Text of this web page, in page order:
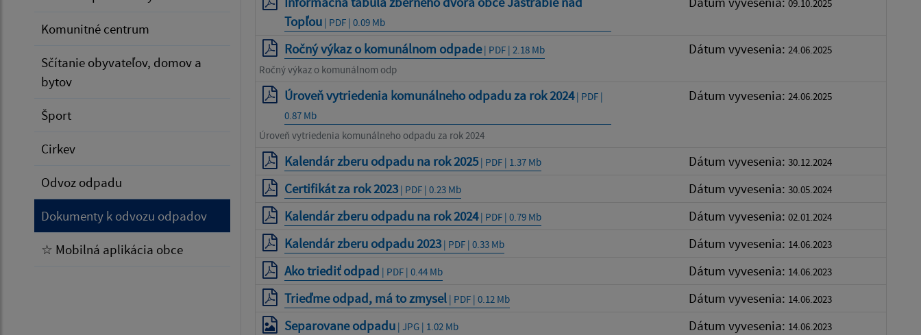
Komunitné centrum
Sčítanie obyvateľov, domov a
bytov
Šport
Cirkev
Odvoz odpadu
Dokumenty k odvozu odpadov
☆ Mobilná aplikácia obce
Topľou| PDF | 0.09 Mb
09.10.2025
Ročný výkaz o komunálnom odpade| PDF | 2.18 Mb Dátum vyvesenia: 24.06.2025
Ročný výkaz o komunálnom odp
Úroveň vytriedenia komunálneho odpadu za rok 2024| PDF |
0.87 Mb
Dátum vyvesenia: 24.06.2025
Úroveň vytriedenia komunálneho odpadu za rok 2024
Kalendár zberu odpadu na rok 2025| PDF | 1.37 Mb Dátum vyvesenia: 30.12.2024
Certifikát za rok 2023| PDF | 0.23 Mb Dátum vyvesenia: 30.05.2024
Kalendár zberu odpadu na rok 2024| PDF | 0.79 Mb Dátum vyvesenia: 02.01.2024
Kalendár zberu odpadu 2023| PDF | 0.33 Mb Dátum vyvesenia: 14.06.2023
Ako triediť odpad | PDF | 0.44 Mb Dátum vyvesenia: 14.06.2023
Trieďme odpad, má to zmysel| PDF | 0.12 Mb Dátum vyvesenia: 14.06.2023
Separovane odpadu| JPG | 1.02 Mb Dátum vyvesenia: 14.06.2023